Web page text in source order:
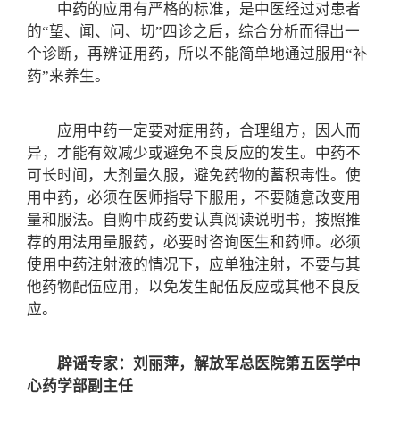
中药的应用有严格的标准，是中医经过对患者
的“望、闻、问、切”四诊之后，综合分析而得出一
个诊断，再辨证用药，所以不能简单地通过服用“补
药”来养生。
应用中药一定要对症用药，合理组方，因人而
异，才能有效减少或避免不良反应的发生。中药不
可长时间，大剂量久服，避免药物的蓄积毒性。使
用中药，必须在医师指导下服用，不要随意改变用
量和服法。自购中成药要认真阅读说明书，按照推
荐的用法用量服药，必要时咨询医生和药师。必须
使用中药注射液的情况下，应单独注射，不要与其
他药物配伍应用，以免发生配伍反应或其他不良反
应。
辟谣专家：刘丽萍，解放军总医院第五医学中
心药学部副主任